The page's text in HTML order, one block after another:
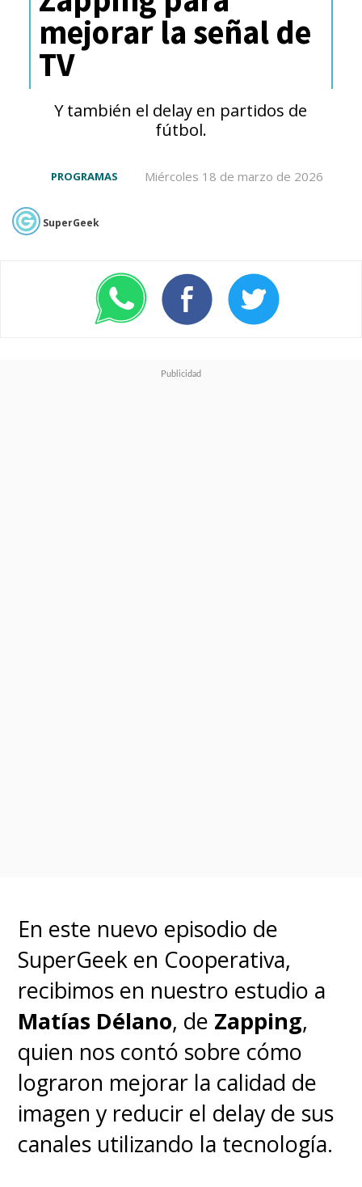
mejorar la señal de
TV
Y también el delay en partidos de
fútbol.
Miércoles 18 de marzo de 2026
PROGRAMAS
SuperGeek
En este nuevo episodio de
SuperGeek en Cooperativa,
recibimos en nuestro estudio a
Matías Délano, de Zapping,
quien nos contó sobre cómo
lograron mejorar la calidad de
imagen y reducir el delay de sus
canales utilizando la tecnología.